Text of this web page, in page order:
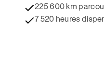
225 600 km
7 520 heures